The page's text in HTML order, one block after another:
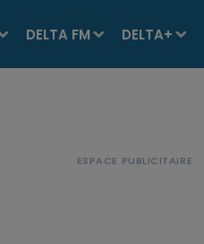
DELTA FM DELTA+